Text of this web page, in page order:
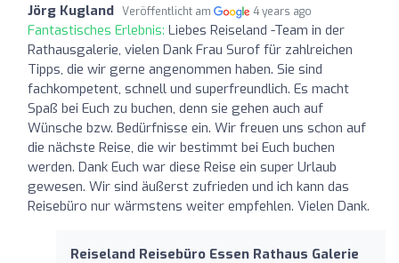
Jörg Kugland Veröffentlicht am 4 years ago
Fantastisches Erlebnis: Liebes Reiseland -Team in der
Rathausgalerie, vielen Dank Frau Surof für zahlreichen
Tipps, die wir gerne angenommen haben. Sie sind
fachkompetent, schnell und superfreundlich. Es macht
Spaß bei Euch zu buchen, denn sie gehen auch auf
Wünsche bzw. Bedürfnisse ein. Wir freuen uns schon auf
die nächste Reise, die wir bestimmt bei Euch buchen
werden. Dank Euch war diese Reise ein super Urlaub
gewesen. Wir sind äußerst zufrieden und ich kann das
Reisebüro nur wärmstens weiter empfehlen. Vielen Dank.
Reiseland Reisebüro Essen Rathaus Galerie